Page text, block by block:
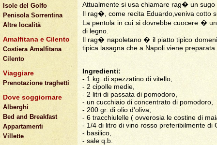
Attualmente si usa chiamare rag� un
Il rag�, come recita Eduardo,veniva cotto
La pentola in cui si dovrebbe cuocere �
di legno.
Il rag� napoletano � il piatto tipico
tipica lasagna che a Napoli viene
Ingredienti:
- 1 kg. di spezzatino di vitello,
- 2 cipolle medie,
- 2 litri di passata di pomodoro,
- un cucchiaio di concentrato di pomodoro,
- 200 gr. di olio d'oliva,
- 6 tracchiulelle ( ovverosia le costine di
- 1/4 di litro di vino rosso preferibilmente di
- basilico,
- sale q.b.
Isole del Golfo
Penisola Sorrentina
Altre località
Amalfitana e Cilento
Costiera Amalfitana
Cilento
Viaggiare
Prenotazione traghetti
Dove soggiornare
Alberghi
Bed and Breakfast
Appartamenti
Villette